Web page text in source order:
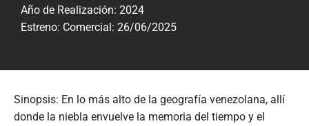
Año de Realización: 2024
Estreno: Comercial: 26/06/2025
Sinopsis: En lo más alto de la geografía venezolana, allí
donde la niebla envuelve la memoria del tiempo y el